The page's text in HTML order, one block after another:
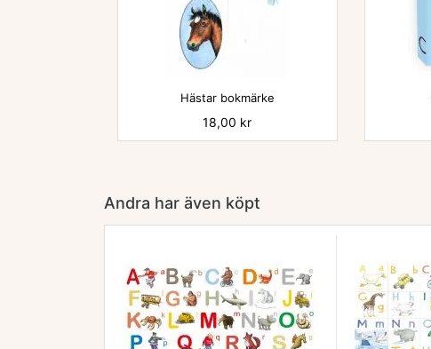

Hästar bokmärke
Pris
18,00 kr
Andra har även köpt